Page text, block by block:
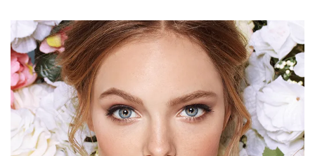
инъекции филлеров были
распространенными методами для
придания губам дополнительного объема,
четкой границы и естественной высоты.